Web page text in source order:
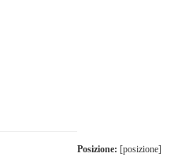
Posizione: [posizione]